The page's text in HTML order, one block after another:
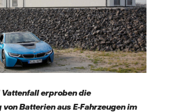
Vattenfall erproben die
Batterien aus E-Fahrzeugen im